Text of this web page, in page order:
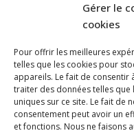
Gérer le
cookies
Pour offrir les meilleures
telles que les cookies pour
appareils. Le fait de consentir
traiter des données telles
uniques sur ce site. Le fait de
consentement peut avoir un
et fonctions. Nous ne faisons